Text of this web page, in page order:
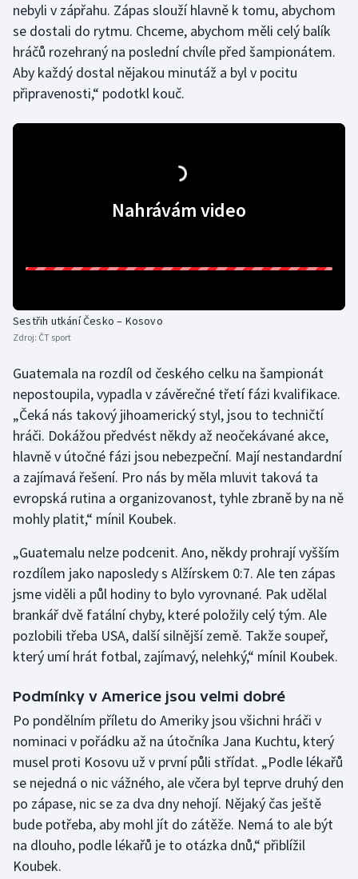
Rychlobruslení
Rychlostní kanoistika
Short track
Volejbal
Ostatní
nebyli v zápřahu. Zápas slouží hlavně k tomu, abychom
se dostali do rytmu. Chceme, abychom měli celý balík
hráčů rozehraný na poslední chvíle před šampionátem.
Aby každý dostal nějakou minutáž a byl v pocitu
připravenosti,“ podotkl kouč.
Nahrávám video
Sestřih utkání Česko – Kosovo
Zdroj: ČT sport
Guatemala na rozdíl od českého celku na šampionát
nepostoupila, vypadla v závěrečné třetí fázi kvalifikace.
„Čeká nás takový jihoamerický styl, jsou to techničtí
hráči. Dokážou předvést někdy až neočekávané akce,
hlavně v útočné fázi jsou nebezpeční. Mají nestandardní
a zajímavá řešení. Pro nás by měla mluvit taková ta
evropská rutina a organizovanost, tyhle zbraně by na ně
mohly platit,“ mínil Koubek.
„Guatemalu nelze podcenit. Ano, někdy prohrají vyšším
rozdílem jako naposledy s Alžírskem 0:7. Ale ten zápas
jsme viděli a půl hodiny to bylo vyrovnané. Pak udělal
brankář dvě fatální chyby, které položily celý tým. Ale
pozlobili třeba USA, další silnější země. Takže soupeř,
který umí hrát fotbal, zajímavý, nelehký,“ mínil Koubek.
Podmínky v Americe jsou velmi dobré
Po pondělním příletu do Ameriky jsou všichni hráči v
nominaci v pořádku až na útočníka Jana Kuchtu, který
musel proti Kosovu už v první půli střídat. „Podle lékařů
se nejedná o nic vážného, ale včera byl teprve druhý den
po zápase, nic se za dva dny nehojí. Nějaký čas ještě
bude potřeba, aby mohl jít do zátěže. Nemá to ale být
na dlouho, podle lékařů je to otázka dnů,“ přiblížil
Koubek.